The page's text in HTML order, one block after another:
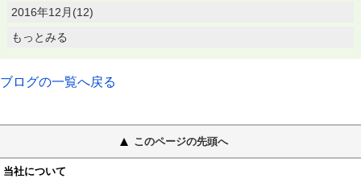
2016年12月(12)
もっとみる
ブログの一覧へ戻る
このページの先頭へ
当社について